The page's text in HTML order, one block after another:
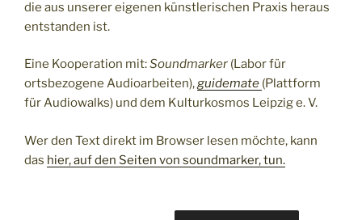
die aus unserer eigenen künstlerischen Praxis heraus
entstanden ist.
Eine Kooperation mit:Soundmarker (Labor für
ortsbezogene Audioarbeiten),guidemate (Plattform
für Audiowalks) und dem Kulturkosmos Leipzig e. V.
Wer den Text direkt im Browser lesen möchte, kann
das hier, auf den Seiten von soundmarker, tun.